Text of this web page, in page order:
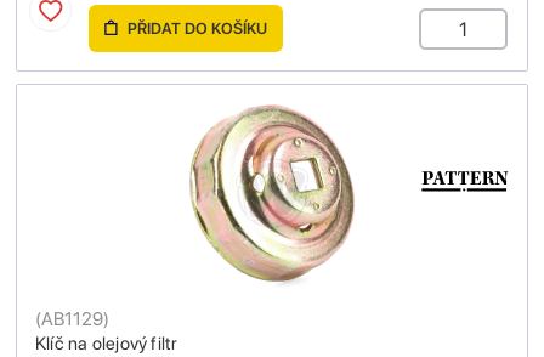
PŘIDAT DO KOŠÍKU
Klíč na olejový filtr
(AB1129)